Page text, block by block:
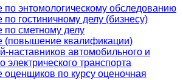
по энтомологическому обследованию
по гостиничному делу (бизнесу)
по сметному делу
(повышение квалификации)
наставников автомобильного и
электрического транспорта
оценщиков по курсу оценочная